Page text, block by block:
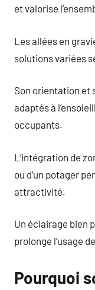
et valorise
Les allées en
solutions variées
Son orientation et
adaptés à
occupants.
L’intégration de
ou d’un potager
attractivité.
Un éclairage bien
prolonge l’usage
Pourquoi